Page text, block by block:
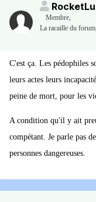
Membre,
La racaille du forum,
C'est ça. Les pédophiles
leurs actes leurs
peine de mort, pour les
A condition qu'il y ait
compétant. Je parle pas
personnes dangereuses.